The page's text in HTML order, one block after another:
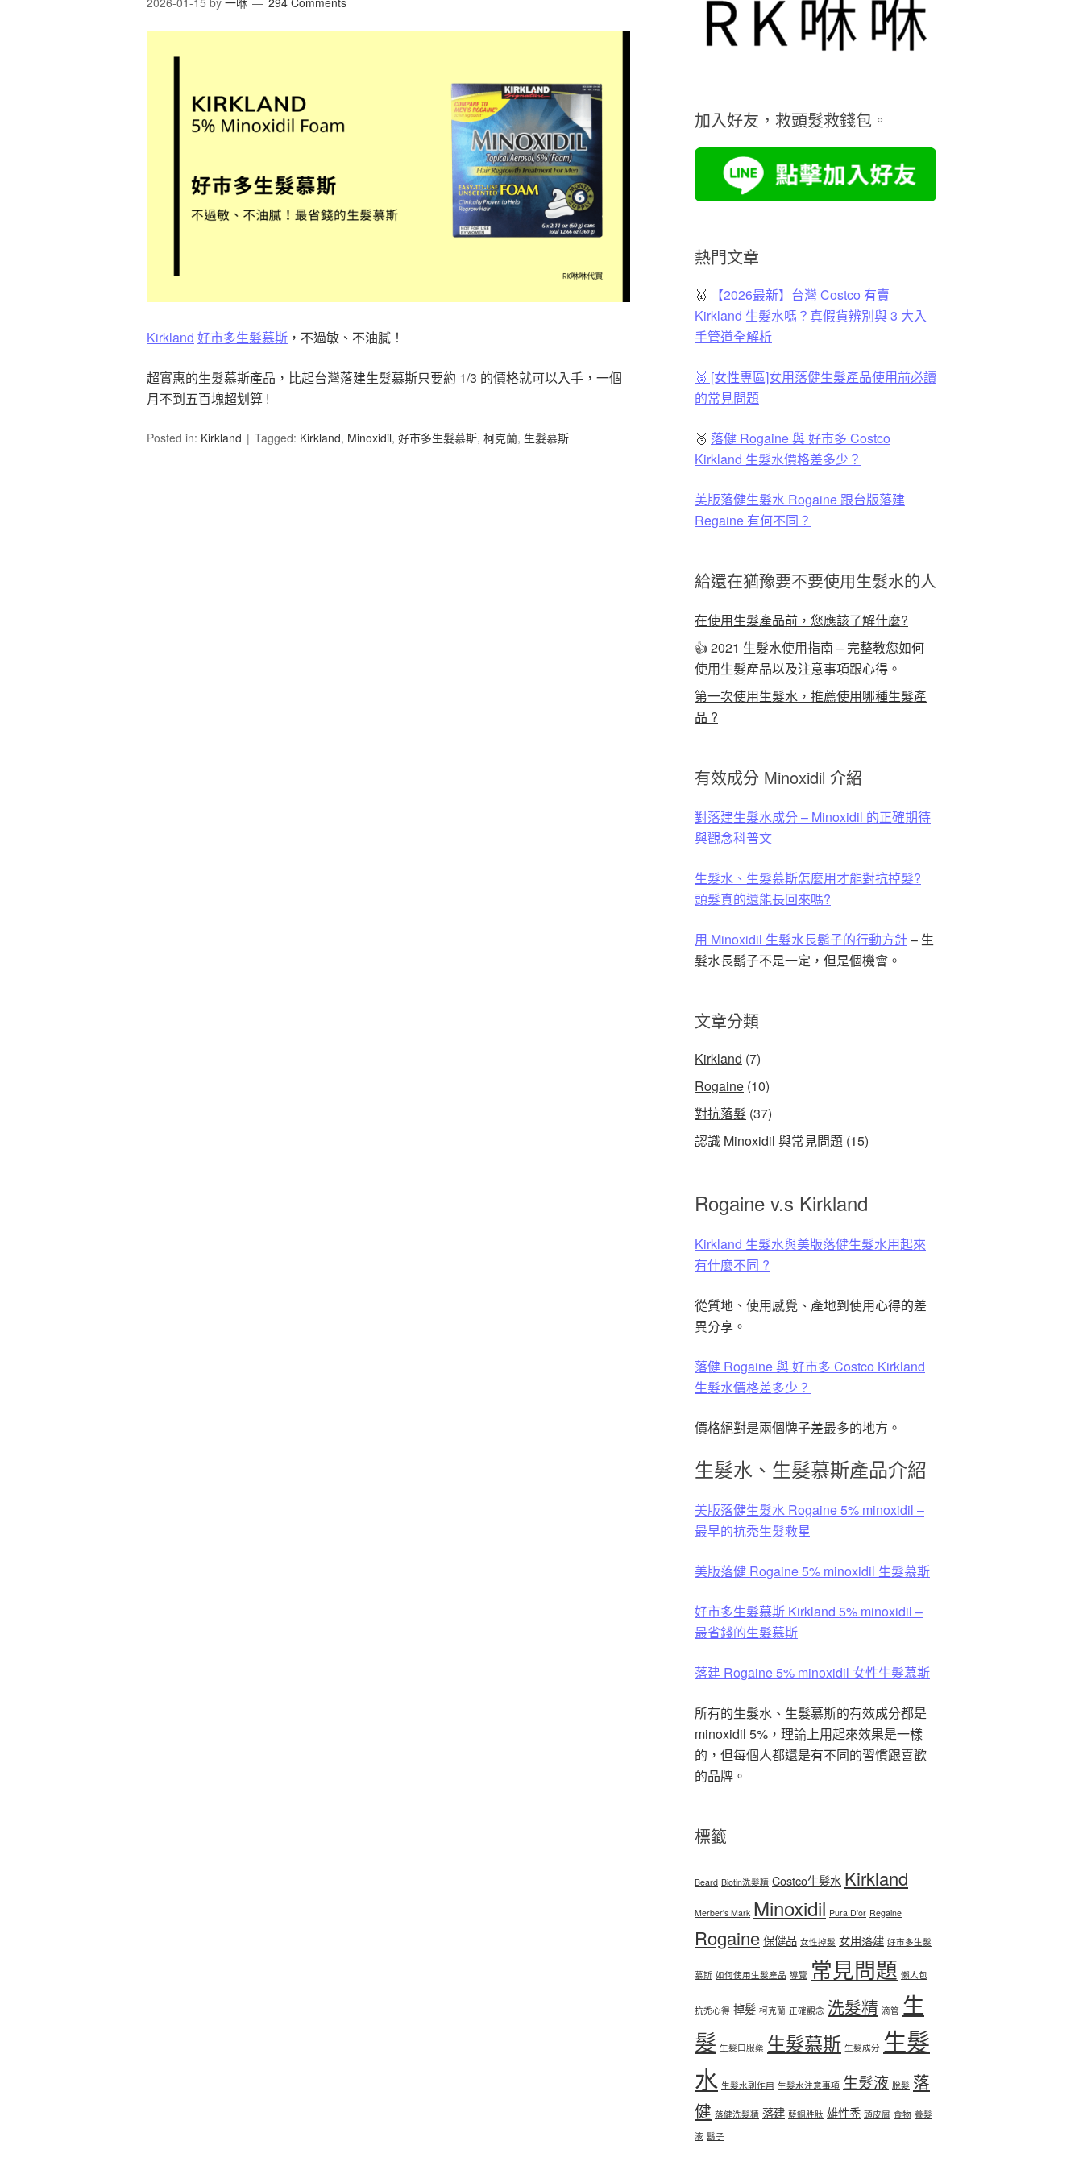
Kirkland 好市多生髮慕斯 ，不過敏、不油膩！
超實惠的生髮慕斯產品，比起台灣落建生髮慕斯只要約 1/3 的價格就可以入手，一個
月不到五百塊超划算 !
Posted in: Kirkland Tagged: Kirkland, Minoxidil, 好市多生髮慕斯, 柯克蘭, 生髮慕斯
加入好友，救頭髮救錢包。
熱門文章
🥇 【2026最新】台灣 Costco 有賣
Kirkland 生髮水嗎？真假貨辨別與 3 大入
手管道全解析
🥈 [女性專區]女用落健生髮產品使用前必讀
的常見問題
🥉 落健 Rogaine 與 好市多 Costco
Kirkland 生髮水價格差多少？
美版落健生髮水 Rogaine 跟台版落建
Regaine 有何不同？
給還在猶豫要不要使用生髮水的人
在使用生髮產品前，您應該了解什麼?
👍 2021 生髮水使用指南 – 完整教您如何
使用生髮產品以及注意事項跟心得。
第一次使用生髮水，推薦使用哪種生髮產
品 ?
有效成分 Minoxidil 介紹
對落建生髮水成分 – Minoxidil 的正確期待
與觀念科普文
生髮水、生髮慕斯怎麼用才能對抗掉髮?
頭髮真的還能長回來嗎?
用 Minoxidil 生髮水長鬍子的行動方針– 生
髮水長鬍子不是一定，但是個機會。
文章分類
Kirkland (7)
Rogaine (10)
對抗落髮 (37)
認識 Minoxidil 與常見問題 (15)
Rogaine v.s Kirkland
Kirkland 生髮水與美版落健生髮水用起來
有什麼不同 ?
從質地、使用感覺、產地到使用心得的差
異分享。
落健 Rogaine 與 好市多 Costco Kirkland
生髮水價格差多少？
價格絕對是兩個牌子差最多的地方。
生髮水、生髮慕斯產品介紹
美版落健生髮水 Rogaine 5% minoxidil –
最早的抗禿生髮救星
美版落健 Rogaine 5% minoxidil 生髮慕斯
好市多生髮慕斯 Kirkland 5% minoxidil –
最省錢的生髮慕斯
落建 Rogaine 5% minoxidil 女性生髮慕斯
所有的生髮水、生髮慕斯的有效成分都是
minoxidil 5%，理論上用起來效果是一樣
的，但每個人都還是有不同的習慣跟喜歡
的品牌。
標籤
Beard Biotin洗髮精 Costco生髮水 Kirkland
Merber's Mark Minoxidil Pura D'or Regaine
Rogaine保健品 女性掉髮 女用落建 好市多生髮
慕斯 如何使用生髮產品 導覽 常見問題 懶人包
抗禿心得 掉髮 柯克蘭 正確觀念 洗髮精 滴管 生
髮 生髮口服藥 生髮慕斯 生髮成分 生髮
水 生髮水副作用 生髮水注意事項 生髮液 脫髮 落
健 落健洗髮精 落建 藍銅胜肽 雄性禿 頭皮屑 食物 養髮
液 鬍子